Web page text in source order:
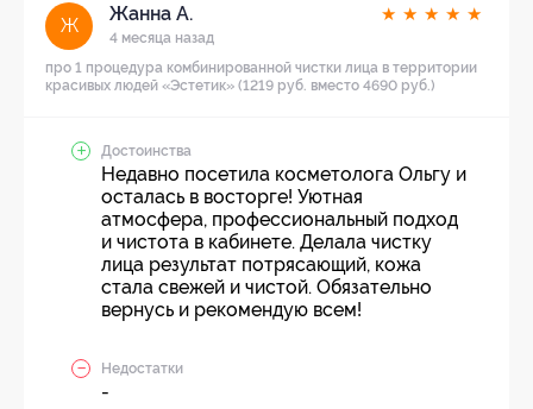
Ж
Жанна А.
4 месяца назад
★ ★ ★ ★ ★
про 1 процедура комбинированной чистки лица в территории
красивых людей «Эстетик» (1219 руб. вместо 4690 руб.)
Достоинства
Недавно посетила косметолога Ольгу и
осталась в восторге! Уютная
атмосфера, профессиональный подход
и чистота в кабинете. Делала чистку
лица результат потрясающий, кожа
стала свежей и чистой. Обязательно
вернусь и рекомендую всем!
Недостатки
-